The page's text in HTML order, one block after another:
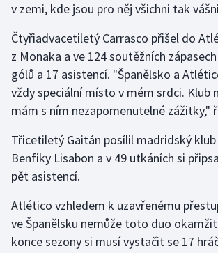
Triatlon
Veslování
Volejbal
v zemi, kde jsou pro něj všichni tak
Čtyřiadvacetiletý Carrasco přišel do
z Monaka a ve 124 soutěžních
gólů a 17 asistencí. "Španělsko a
vždy speciální místo v mém srdci. Klub
mám s ním nezapomenutelné zážitky,"
Třicetiletý Gaitán posílil madridský klub
Benfiky Lisabon a v 49 utkáních si
pět asistencí.
Atlético vzhledem k uzavřenému
ve Španělsku nemůže toto duo
konce sezony si musí vystačit se 17